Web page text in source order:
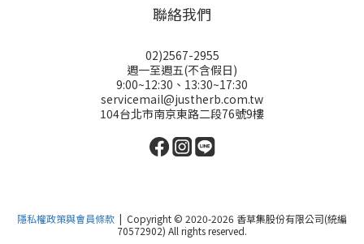
聯絡我們
02)2567-2955
週一至週五(不含假日)
9:00~12:30、13:30~17:30
servicemail@justherb.com.tw
104台北市南京東路二段76號9樓
隱私權政策與會員條款 | Copyright © 2020-2026 香草集股份有限公司(統編
70572902) All rights reserved.